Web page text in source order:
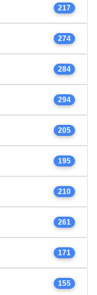
217
274
284
294
205
195
210
261
171
155